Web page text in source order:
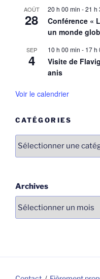
AOÛT
28
20 h 00 min -21 h
Conférence «
un monde
SEP
4
10 h 00 min - 17 h
Visite de
anis
Voir le calendrier
CATÉGORIES
Catégories
Archives